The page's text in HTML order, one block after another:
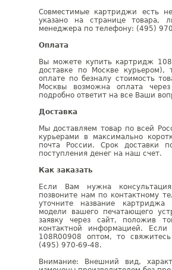
Совместимые картриджи есть
указано на странице товара,
менеджера по телефону: (495)
Оплата
Вы можете купить картридж
доставке по Москве
оплате по безналу стоимость
Москвы возможна оплата
подробно ответит на все Ваши
Доставка
Мы доставляем товар по всей
курьерами в максимально
почта России. Срок доставки
поступления денег на наш счет.
Как заказать
Если Вам нужна
позвоните нам по контактному
уточните название
модели вашего печатающего
заявку через сайт, положив
контактной информацией.
108R00908 оптом, то
(495) 970-69-48.
Внимание: Внешний вид,